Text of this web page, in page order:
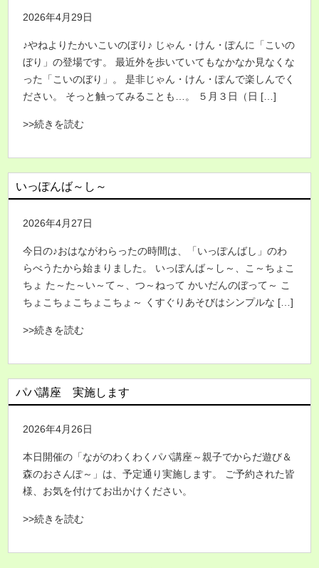
2026年4月29日
♪やねよりたかいこいのぼり♪ じゃん・けん・ぽんに「こいの
ぼり」の登場です。 最近外を歩いていてもなかなか見なくな
った「こいのぼり」。 是非じゃん・けん・ぽんで楽しんでく
ださい。 そっと触ってみることも…。 ５月３日（日 […]
>>続きを読む
いっぽんば～し～
2026年4月27日
今日の♪おはながわらったの時間は、「いっぽんばし」のわ
らべうたから始まりました。 いっぽんば～し～、こ～ちょこ
ちょ た～た～い～て～、つ～ねって かいだんのぼって～ こ
ちょこちょこちょこちょ～ くすぐりあそびはシンプルな […]
>>続きを読む
パパ講座 実施します
2026年4月26日
本日開催の「ながのわくわくパパ講座～親子でからだ遊び＆
森のおさんぽ～」は、予定通り実施します。 ご予約された皆
様、お気を付けてお出かけください。
>>続きを読む